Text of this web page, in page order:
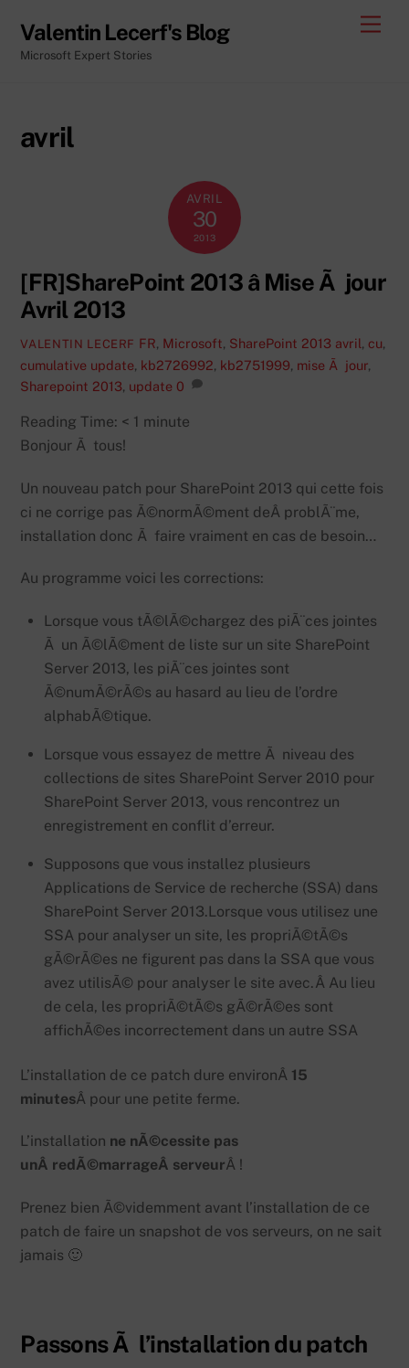
content
Valentin Lecerf's Blog
Microsoft Expert Stories
avril
AVRIL
30
2013
[FR]SharePoint 2013 â Mise Ã jour
Avril 2013
VALENTIN LECERF FR, Microsoft, SharePoint 2013 avril, cu,
cumulative update, kb2726992, kb2751999, mise Ã jour,
Sharepoint 2013, update 0
Reading Time: < 1 minute
Bonjour Ã tous!
Un nouveau patch pour SharePoint 2013 qui cette fois
ci ne corrige pas Ã©normÃ©ment deÂ problÃ¨me,
installation donc Ã faire vraiment en cas de besoin…
Au programme voici les corrections:
Lorsque vous tÃ©lÃ©chargez des piÃ¨ces jointes
Ã un Ã©lÃ©ment de liste sur un site SharePoint
Server 2013, les piÃ¨ces jointes sont
Ã©numÃ©rÃ©s au hasard au lieu de l’ordre
alphabÃ©tique.
Lorsque vous essayez de mettre Ã niveau des
collections de sites SharePoint Server 2010 pour
SharePoint Server 2013, vous rencontrez un
enregistrement en conflit d’erreur.
Supposons que vous installez plusieurs
Applications de Service de recherche (SSA) dans
SharePoint Server 2013.Lorsque vous utilisez une
SSA pour analyser un site, les propriÃ©tÃ©s
gÃ©rÃ©es ne figurent pas dans la SSA que vous
avez utilisÃ© pour analyser le site avec.Â Au lieu
de cela, les propriÃ©tÃ©s gÃ©rÃ©es sont
affichÃ©es incorrectement dans un autre SSA
L’installation de ce patch dure environÂ 15
minutesÂ pour une petite ferme.
L’installation ne nÃ©cessite pas
unÂ redÃ©marrageÂ serveurÂ !
Prenez bien Ã©videmment avant l’installation de ce
patch de faire un snapshot de vos serveurs, on ne sait
jamais 🙂
Passons Ã l’installation du patch